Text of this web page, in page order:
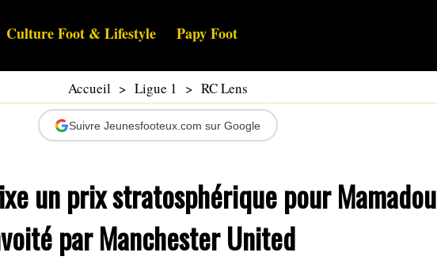
Culture Foot & Lifestyle Papy Foot
Accueil > Ligue 1 > RC Lens
Suivre Jeunesfooteux.com sur Google
un prix stratosphérique pour Mamadou
par Manchester United